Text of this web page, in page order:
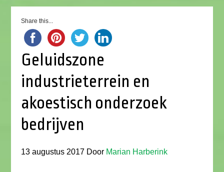
Share this...
Geluidszone
industrieterrein en
akoestisch onderzoek
bedrijven
13 augustus 2017 Door Marian Harberink